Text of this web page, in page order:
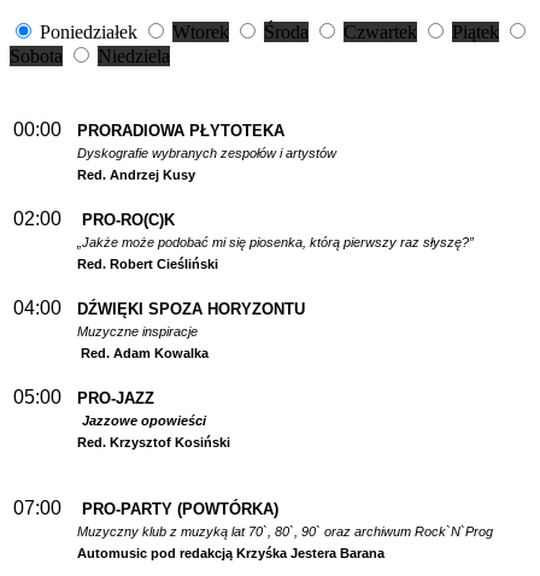
Poniedziałek Wtorek Środa Czwartek
Piątek
Sobota
Niedziela
00:00 PRORADIOWA PŁYTOTEKA
Dyskografie wybranych zespołów i artystów
Red. Andrzej Kusy
02:00 PRO-RO(C)K
„Jakże może podobać mi się piosenka, którą pierwszy raz słyszę?”
Red. Robert Cieśliński
04:00 DŹWIĘKI SPOZA HORYZONTU
Muzyczne inspiracje
Red. Adam Kowalka
05:00 PRO-JAZZ
Jazzowe opowieści
Red. Krzysztof Kosiński
07:00 PRO-PARTY (POWTÓRKA)
Muzyczny klub z muzyką lat 70`, 80`, 90` oraz archiwum Rock`N`Prog
Automusic pod redakcją Krzyśka Jestera Barana